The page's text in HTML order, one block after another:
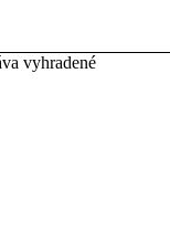
vyhradené